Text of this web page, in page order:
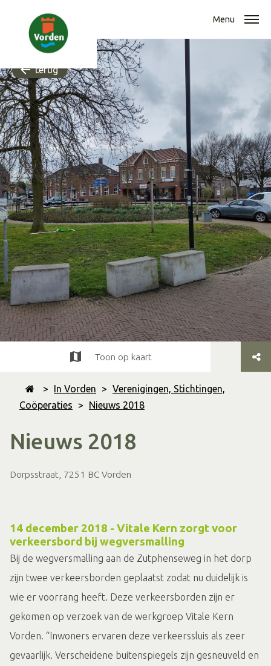
Menu
terug
> In Vorden > Verenigingen, Stichtingen,
Coöperaties > Nieuws 2018
Nieuws 2018
Dorpsstraat, 7251 BC Vorden
Toon op kaart
14 december 2018 - Vitale Kern zorgt voor
verkeersbord bij wegversmalling
Bij de wegversmalling aan de Zutphenseweg in het dorp
zijn twee verkeersborden geplaatst zodat nu duidelijk is
wie er voorrang heeft. Deze verkeersborden zijn er
gekomen op verzoek van de werkgroep Vitale Kern
Vorden. “Inwoners ervaren deze verkeerssluis als zeer
gevaarlijk. Verscheidene buitenspiegels zijn gesneuveld en